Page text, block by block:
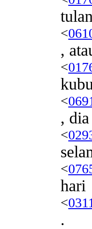
<
,
<
<
,
<
<
hari
<
.